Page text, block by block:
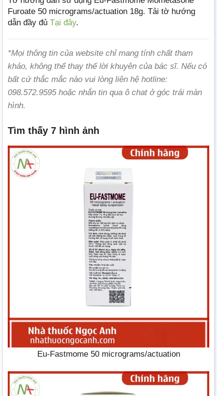
Furoate 50 micrograms/actuation 18g. Tải tờ hướng
dẫn đầy đủ Tại đây.
*Mọi thông tin của website chỉ mang tính chất tham
khảo, không thể thay thế lời khuyên của bác sĩ. Nếu có
bất cứ thắc mắc nào vui lòng liên hệ hotline:
098.572.9595 hoặc nhắn tin qua ô chat ở góc trái màn
hình.
Tìm thấy 7 hình ảnh
Eu-Fastmome 50 micrograms/actuation